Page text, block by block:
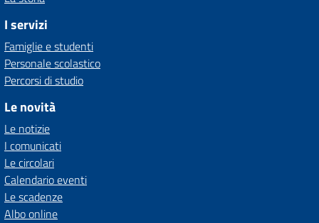
I servizi
Famiglie e studenti
Personale scolastico
Percorsi di studio
Le novità
Le notizie
I comunicati
Le circolari
Calendario eventi
Le scadenze
Albo online